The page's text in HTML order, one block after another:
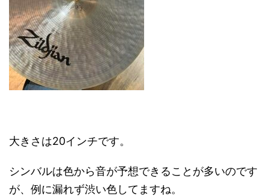
大きさは20インチです。
シンバルは色から音が予想できることが多いのです
が、例に漏れず渋い色してますね。